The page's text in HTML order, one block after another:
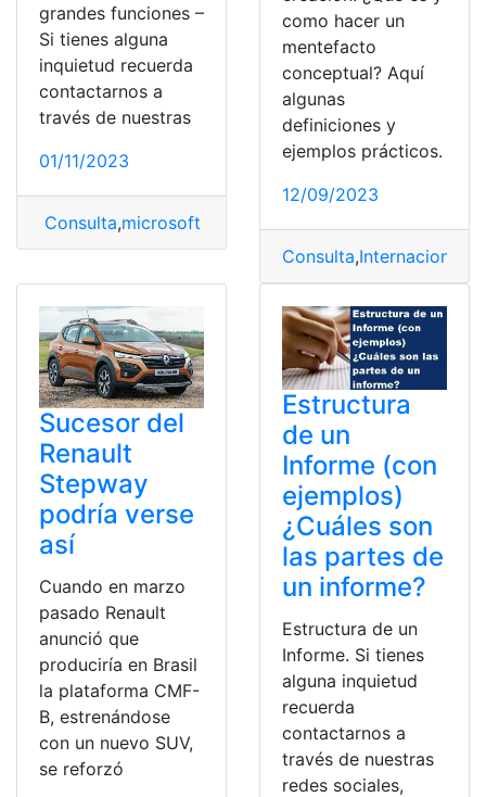
grandes funciones –
Si tienes alguna
inquietud recuerda
contactarnos a
través de nuestras
01/11/2023
Consulta,microsoft word
como hacer un
mentefacto
conceptual? Aquí
algunas
definiciones y
ejemplos prácticos.
12/09/2023
Consulta,Internacional
Sucesor del
Renault
Stepway
podría verse
así
Cuando en marzo
pasado Renault
anunció que
produciría en Brasil
la plataforma CMF-
B, estrenándose
con un nuevo SUV,
se reforzó
Estructura
de un
Informe (con
ejemplos)
¿Cuáles son
las partes de
un informe?
Estructura de un
Informe. Si tienes
alguna inquietud
recuerda
contactarnos a
través de nuestras
redes sociales,